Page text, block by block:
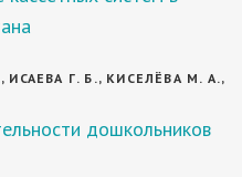
Г. Б., КИСЕЛЁВА М. А.,
дошкольников